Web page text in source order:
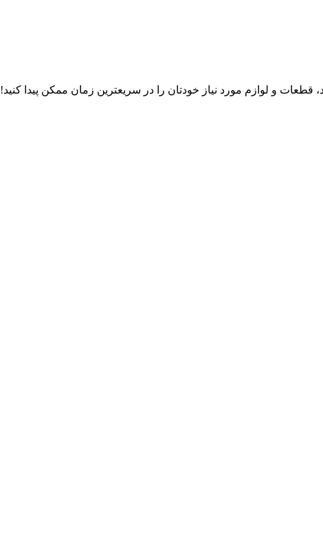
و لوازم مورد نیاز خودتان را در سریعترین زمان ممکن پیدا کنید!